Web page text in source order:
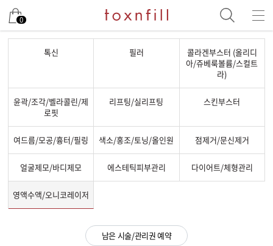
0
톡신 필러
콜라겐부스터 (올리디
아/쥬베룩볼륨/스컬트
라)
윤곽/조각/벨라콜린/제
로핏
리프팅/실리프팅 스킨부스터
여드름/모공/흉터/필링 색소/홍조/토닝/올인원 점제거/문신제거
얼굴제모/바디제모 에스테틱피부관리 다이어트/체형관리
영액수액/오니코레이저
남은 시술/관리권 예약
남은 시술/관리권 예약
남은 시술/관리권 종류 선택
색소
여드름/모공
스킨케어
제모
체형
항노화수액